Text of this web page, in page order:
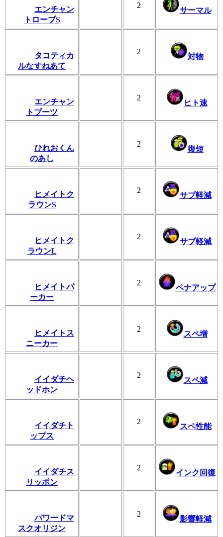
エンチャン
トローブS
2
サーマル
タコティカ
ルなすねあて
2
対物
エンチャン
トブーツ
2
ヒト速
ひれおくん
のあし
2
復短
ヒメイトク
ラウンS
2
サブ軽減
ヒメイトク
ラウンL
2
サブ軽減
ヒメイトパ
ーカー
2
ペナアップ
ヒメイトス
ニーカー
2
スペ増
イイダチヘ
ッドホン
2
スペ減
イイダチト
ップス
2
スペ性能
イイダチス
リッポン
2
インク回復
パワードマ
スクオリジン
2
影響軽減